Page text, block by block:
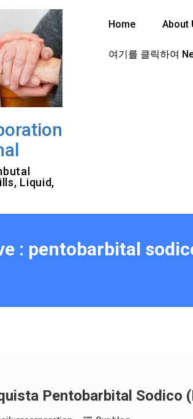
Liquid,
Home About
여기를 클릭하여
: pentobarbital
Pentobarbital Sodico